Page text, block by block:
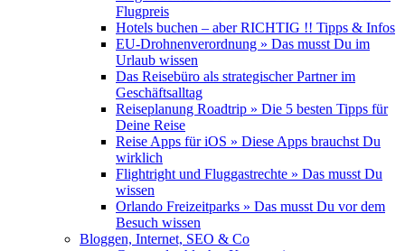
Flugpreis
Hotels buchen – aber RICHTIG !! Tipps & Infos
EU-Drohnenverordnung » Das musst Du im
Urlaub wissen
Das Reisebüro als strategischer Partner im
Geschäftsalltag
Reiseplanung Roadtrip » Die 5 besten Tipps für
Deine Reise
Reise Apps für iOS » Diese Apps brauchst Du
wirklich
Flightright und Fluggastrechte » Das musst Du
wissen
Orlando Freizeitparks » Das musst Du vor dem
Besuch wissen
Bloggen, Internet, SEO & Co